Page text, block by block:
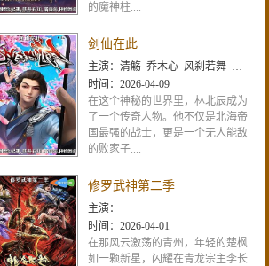
的魔神柱....
剑仙在此
主演： 清觞 乔木心 风刹若舞 包子 笪怡倩 小眠 木城 井井 王扶摇 叁叁 小芷兰 橙子 小直 懿涵卷卷
时间： 2026-04-09
在这个神秘的世界里，林北辰成为
了一个传奇人物。他不仅是北海帝
国最强的战士，更是一个无人能敌
的败家子....
修罗武神第二季
主演：
时间： 2026-04-01
在那风云激荡的青州，年轻的楚枫
如一颗新星，闪耀在青龙宗主李长